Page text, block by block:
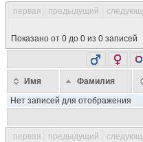
первая предыдущий
Показано от 0 до 0 из 0 записей
Имя Фамилия
Нет записей для отображения
первая предыдущий